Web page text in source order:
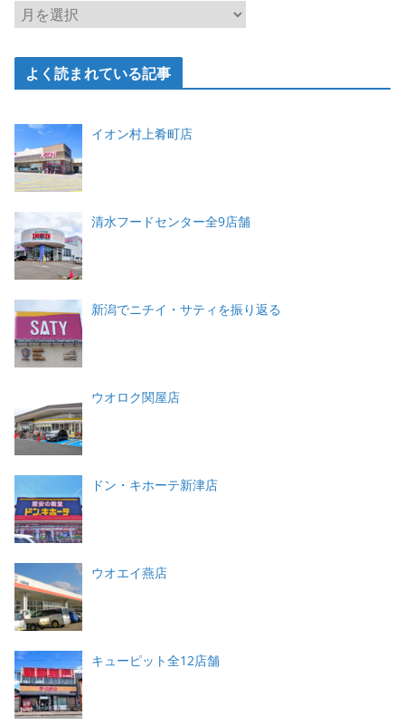
ア
カ
よく読まれている記事
イオン村上肴町店
清水フードセンター全9店舗
新潟でニチイ・サティを振り返る
ウオロク関屋店
ドン・キホーテ新津店
ウオエイ燕店
キューピット全12店舗